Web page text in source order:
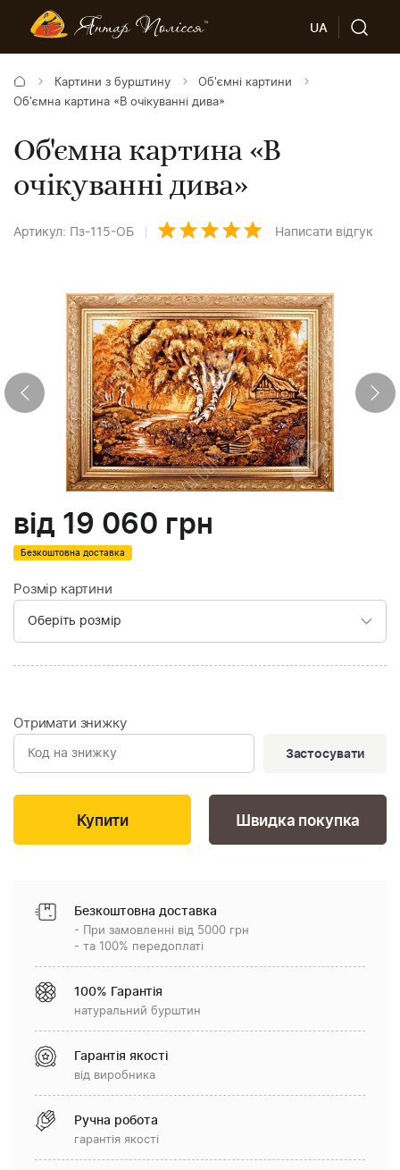
UA
Картини з бурштину
Об'ємні картини
Об'ємна картина «В очікуванні дива»
Об'ємна картина «В
очікуванні дива»
Артикул: Пз-115-ОБ Написати відгук
від 19 060 грн
Безкоштовна доставка
Розмір картини
Отримати знижку
Застосувати
Швидка покупка
Безкоштовна доставка
- При замовленні від 5000 грн
- та 100% передоплаті
100% Гарантія
натуральний бурштин
Гарантія якості
від виробника
Ручна робота
гарантія якості